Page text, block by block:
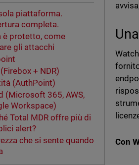
piattaforma.
completa.
è protetto, come
gli attacchi
+ NDR)
(AuthPoint)
(Microsoft 365, AWS,
Workspace)
Total MDR offre più di
alert?
che si sente quando
Con